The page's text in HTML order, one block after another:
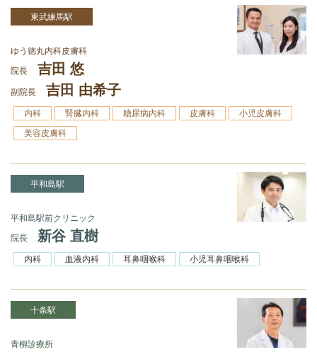
東武練馬駅
ゆう徳丸内科皮膚科
院長
吉田 悠
副院長 吉田 由希子
内科 腎臓内科 糖尿病内科 皮膚科
小児皮膚科
美容皮膚科
平和島駅
平和島駅前クリニック
院長
新谷 直樹
内科 血液内科 耳鼻咽喉科 小児耳鼻咽喉科
十条駅
青柳診療所